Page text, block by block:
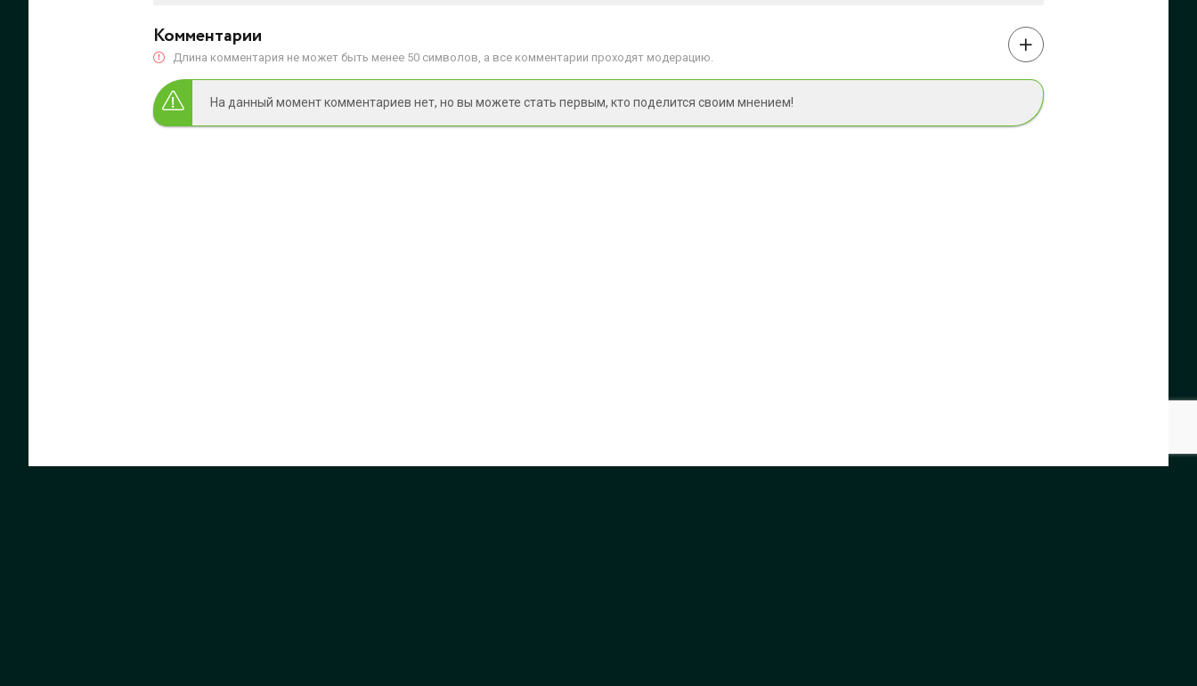
Комментарии
Длина комментария не может быть менее 50 символов, а все комментарии проходят модерацию.
На данный момент комментариев нет, но вы можете стать первым, кто поделится своим мнением!